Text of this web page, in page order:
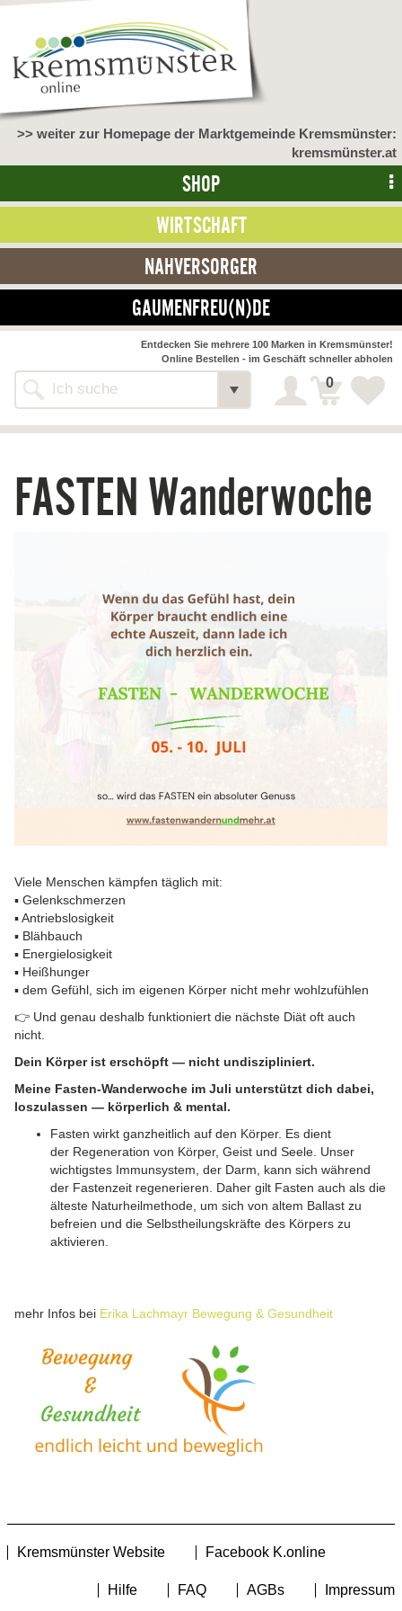
>> weiter zur Homepage der Marktgemeinde Kremsmünster:
kremsmünster.at
SHOP
WIRTSCHAFT
NAHVERSORGER
GAUMENFREU(N)DE
Alle Webseiten
Entdecken Sie mehrere 100 Marken in Kremsmünster!
Online Bestellen - im Geschäft schneller abholen
0
FASTEN Wanderwoche
Viele Menschen kämpfen täglich mit:
▪️ Gelenkschmerzen
▪️ Antriebslosigkeit
▪️ Blähbauch
▪️ Energielosigkeit
▪️ Heißhunger
▪️ dem Gefühl, sich im eigenen Körper nicht mehr wohlzufühlen
👉 Und genau deshalb funktioniert die nächste Diät oft auch
nicht.
Dein Körper ist erschöpft — nicht undiszipliniert.
Meine Fasten-Wanderwoche im Juli unterstützt dich dabei,
loszulassen — körperlich & mental.
Fasten wirkt ganzheitlich auf den Körper. Es dient
der Regeneration von Körper, Geist und Seele. Unser
wichtigstes Immunsystem, der Darm, kann sich während
der Fastenzeit regenerieren. Daher gilt Fasten auch als die
älteste Naturheilmethode, um sich von altem Ballast zu
befreien und die Selbstheilungskräfte des Körpers zu
aktivieren.
mehr Infos bei Erika Lachmayr Bewegung & Gesundheit
Kremsmünster Website Facebook K.online
Hilfe FAQ AGBs Impressum